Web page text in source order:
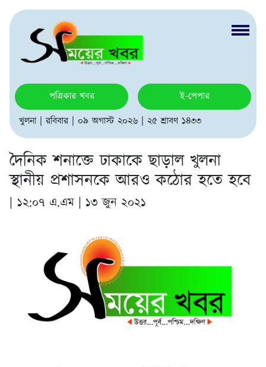
পত্রিকার খবর
ই-পেপার
খুলনা | রবিবার | ০৯ অগাস্ট ২০২৬ | ২৫ শ্রাবণ ১৪৩৩
দৈনিক শনাক্তে ঢাকাকে ছাড়াল খুলনা
স্থানীয় প্রশাসনকে আরও কঠোর হতে হবে
| ১২:০৭ এ.এম | ১৩ জুন ২০২১